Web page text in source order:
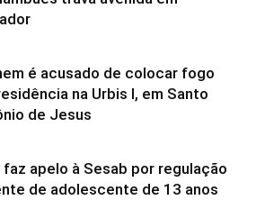
é acusado de colocar fogo
na Urbis I, em Santo
de Jesus
faz apelo à Sesab por regulação
de adolescente de 13 anos